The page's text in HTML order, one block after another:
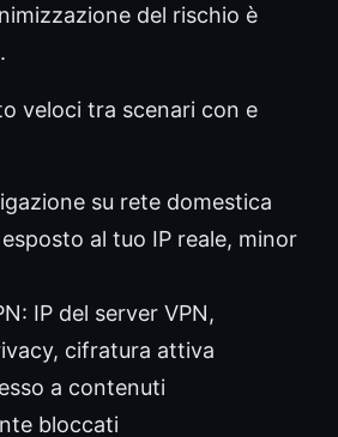
del rischio è
veloci tra scenari con e
su rete domestica
al tuo IP reale, minor
IP del server VPN,
cifratura attiva
a contenuti
bloccati